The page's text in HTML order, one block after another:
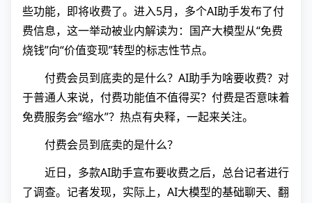
些功能，即将收费了。进入5月，多个AI助手发布了付
费信息，这一举动被业内解读为：国产大模型从“免费
烧钱”向“价值变现”转型的标志性节点。
付费会员到底卖的是什么？AI助手为啥要收费？对
于普通人来说，付费功能值不值得买？付费是否意味着
免费服务会“缩水”？热点有央释，一起来关注。
付费会员到底卖的是什么？
近日，多款AI助手宣布要收费之后，总台记者进行
了调查。记者发现，实际上，AI大模型的基础聊天、翻